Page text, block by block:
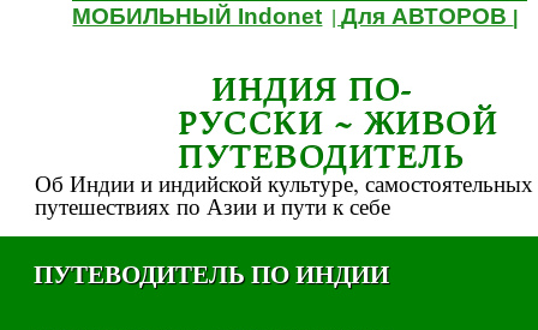
МОБИЛЬНЫЙ Indonet |Для АВТОРОВ
ИНДИЯ ПО-
РУССКИ ~ ЖИВОЙ
ПУТЕВОДИТЕЛЬ
Об Индии и индийской культуре, самостоятельных
путешествиях по Азии и пути к себе
ПУТЕВОДИТЕЛЬ ПО ИНДИИ